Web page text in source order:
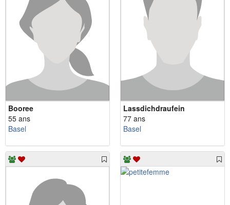
Booree
55 ans
Basel
Lassdichdraufein
77 ans
Basel